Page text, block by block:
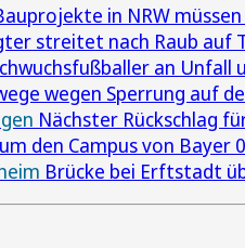
in NRW
streitet nach Raub auf
an
wegen Sperrung auf
Nächster Rückschlag
den Campus von Bayer
Brücke bei Erftstadt